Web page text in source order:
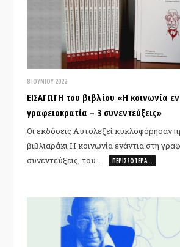
8 ΙΟΥΝΊΟΥ 2022
ΕΙΣΑΓΩΓΗ του βιβλίου «Η κοινωνία
γραφειοκρατία – 3 συνεντεύξεις»
Οι εκδόσεις Αυτολεξεί κυκλοφόρησαν
βιβλιαράκι Η κοινωνία ενάντια στη
συνεντεύξεις, του…
ΠΕΡΙΣΣΌΤΕΡΑ…